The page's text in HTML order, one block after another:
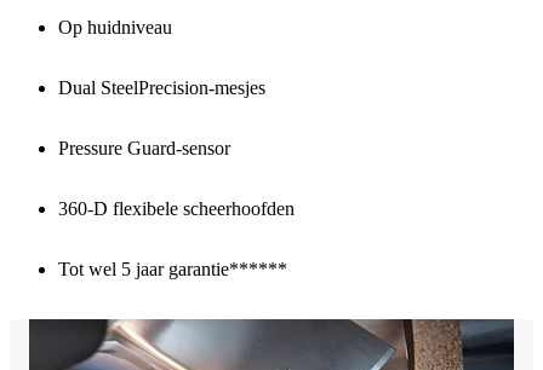
Op huidniveau
Dual SteelPrecision-mesjes
Pressure Guard-sensor
360-D flexibele scheerhoofden
Tot wel 5 jaar garantie******